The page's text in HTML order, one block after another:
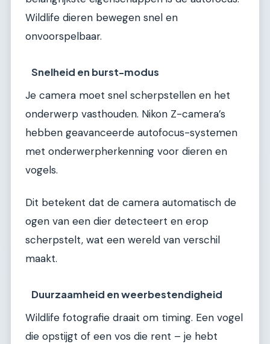
Wildlife dieren bewegen snel en
onvoorspelbaar.
Snelheid en burst-modus
Je camera moet snel scherpstellen en het
onderwerp vasthouden. Nikon Z-camera’s
hebben geavanceerde autofocus-systemen
met onderwerpherkenning voor dieren en
vogels.
Dit betekent dat de camera automatisch de
ogen van een dier detecteert en erop
scherpstelt, wat een wereld van verschil
maakt.
Duurzaamheid en weerbestendigheid
Wildlife fotografie draait om timing. Een vogel
die opstijgt of een vos die rent – je hebt